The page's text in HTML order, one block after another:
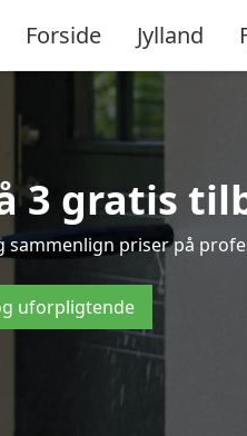
Forside Jylland
3 gratis
priser på
uforpligtende